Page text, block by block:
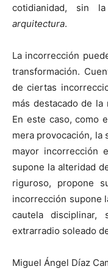
cotidianidad, sin
arquitectura.
La incorrección
transformación.
de ciertas
más destacado de la
En este caso, como
mera provocación, la
mayor incorrección
supone la alteridad
riguroso, propone
incorrección supone
cautela
extrarradio soleado
Miguel Ángel Díaz